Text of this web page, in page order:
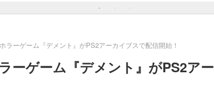
也氏
ラーゲーム『デメント』がPS2アーカイブスで配信開始！
ーゲーム『デメント』がPS2アー